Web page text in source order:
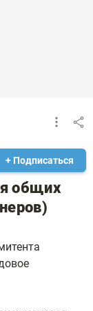
+ Подписаться
общих